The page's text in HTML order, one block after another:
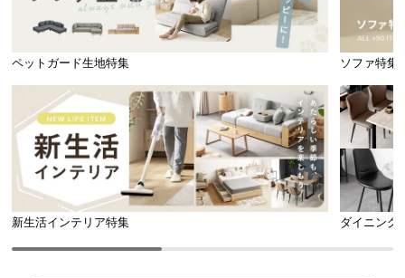
ペットガード生地特集 ソファ特集
新生活インテリア特集 ダイニング